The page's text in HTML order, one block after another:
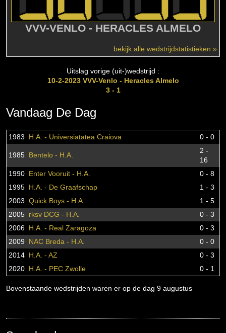
VVV-VENLO - HERACLES ALMELO
bekijk alle wedstrijdstatistieken »
Uitslag vorige (uit-)wedstrijd :
10-2-2023 VVV-Venlo - Heracles Almelo
3 - 1
Vandaag De Dag
1983 H.A. - Universiatatea Craiova 0 - 0
1985 Bentelo - H.A.
2 -
16
1990 Enter Vooruit - H.A.
0 - 8
1995 H.A. - De Graafschap
1 - 3
2003 Quick Boys - H.A.
1 - 5
2005 rksv DCG - H.A.
0 - 3
2006 H.A. - Real Zaragoza
0 - 3
2009
NAC Breda - H.A.
0 - 0
2014 H.A. - AZ
0 - 3
2020 H.A. - PEC Zwolle 0 - 1
Bovenstaande wedstrijden waren er op de dag 9 augustus